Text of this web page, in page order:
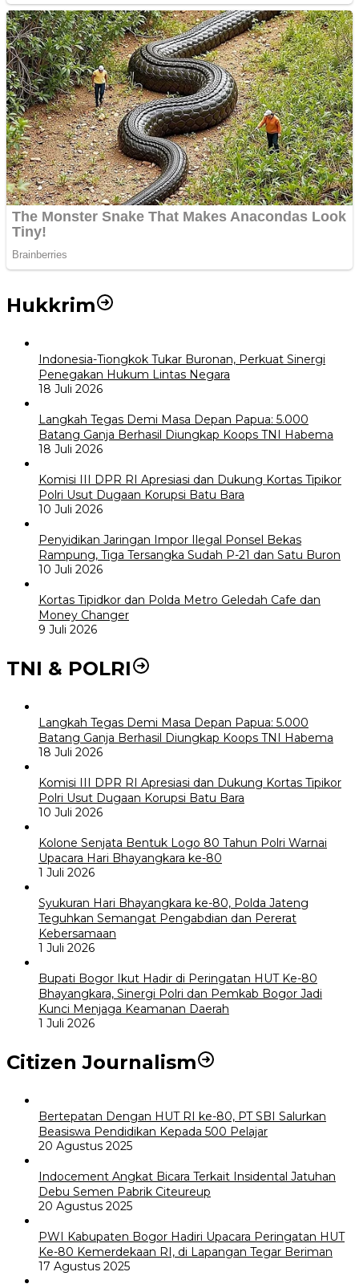
Hukkrim
Indonesia-Tiongkok Tukar Buronan, Perkuat Sinergi
Penegakan Hukum Lintas Negara
18 Juli 2026
Langkah Tegas Demi Masa Depan Papua: 5.000
Batang Ganja Berhasil Diungkap Koops TNI Habema
18 Juli 2026
Komisi III DPR RI Apresiasi dan Dukung Kortas Tipikor
Polri Usut Dugaan Korupsi Batu Bara
10 Juli 2026
Penyidikan Jaringan Impor Ilegal Ponsel Bekas
Rampung, Tiga Tersangka Sudah P-21 dan Satu Buron
10 Juli 2026
Kortas Tipidkor dan Polda Metro Geledah Cafe dan
Money Changer
9 Juli 2026
TNI & POLRI
Langkah Tegas Demi Masa Depan Papua: 5.000
Batang Ganja Berhasil Diungkap Koops TNI Habema
18 Juli 2026
Komisi III DPR RI Apresiasi dan Dukung Kortas Tipikor
Polri Usut Dugaan Korupsi Batu Bara
10 Juli 2026
Kolone Senjata Bentuk Logo 80 Tahun Polri Warnai
Upacara Hari Bhayangkara ke-80
1 Juli 2026
Syukuran Hari Bhayangkara ke-80, Polda Jateng
Teguhkan Semangat Pengabdian dan Pererat
Kebersamaan
1 Juli 2026
Bupati Bogor Ikut Hadir di Peringatan HUT Ke-80
Bhayangkara, Sinergi Polri dan Pemkab Bogor Jadi
Kunci Menjaga Keamanan Daerah
1 Juli 2026
Citizen Journalism
Bertepatan Dengan HUT RI ke-80, PT SBI Salurkan
Beasiswa Pendidikan Kepada 500 Pelajar
20 Agustus 2025
Indocement Angkat Bicara Terkait Insidental Jatuhan
Debu Semen Pabrik Citeureup
20 Agustus 2025
PWI Kabupaten Bogor Hadiri Upacara Peringatan HUT
Ke-80 Kemerdekaan RI, di Lapangan Tegar Beriman
17 Agustus 2025